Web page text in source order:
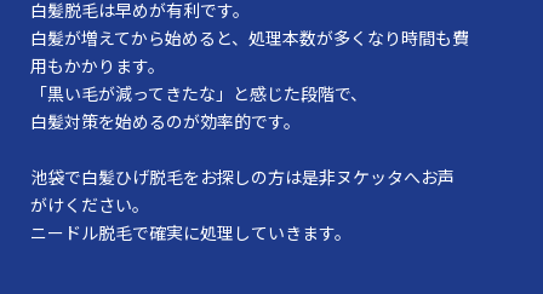
白髪脱毛は早めが有利です。
白髪が増えてから始めると、処理本数が多くなり時間も費
用もかかります。
「黒い毛が減ってきたな」と感じた段階で、
白髪対策を始めるのが効率的です。
池袋で白髪ひげ脱毛をお探しの方は是非ヌケッタへお声
がけください。
ニードル脱毛で確実に処理していきます。